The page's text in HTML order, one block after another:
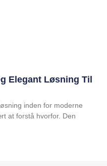
Elegant Løsning Til
inden for moderne
at forstå hvorfor. Den